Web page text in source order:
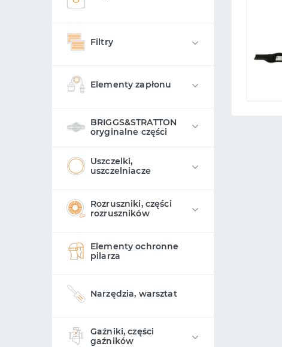
Filtry
Elementy zapłonu
BRIGGS&STRATTON
oryginalne części
Uszczelki,
uszczelniacze
Rozruszniki, części
rozruszników
Elementy ochronne
pilarza
Narzędzia, warsztat
Gaźniki, części
gaźników